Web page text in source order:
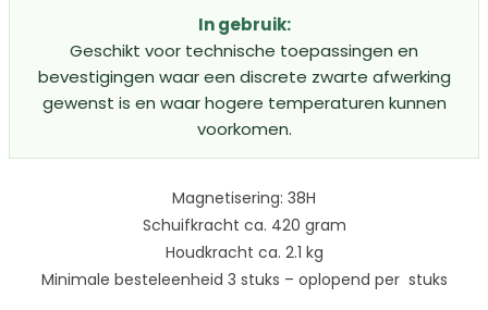
In gebruik:
Geschikt voor technische toepassingen en
bevestigingen waar een discrete zwarte afwerking
gewenst is en waar hogere temperaturen kunnen
voorkomen.
Magnetisering: 38H
Schuifkracht ca. 420 gram
Houdkracht ca. 2.1 kg
Minimale besteleenheid 3 stuks – oplopend per stuks